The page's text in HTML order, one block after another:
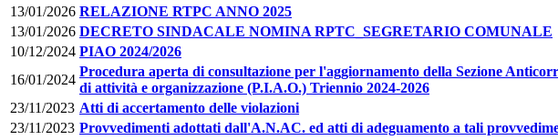
13/01/2026 RELAZIONE RTPC ANNO 2025
13/01/2026 DECRETO SINDACALE NOMINA RPTC_SEGRETARIO COMUNALE
10/12/2024 PIAO 2024/2026
16/01/2024
Procedura aperta di consultazione per l'aggiornamento della Sezione
di attività e organizzazione (P.I.A.O.) Triennio 2024-2026
23/11/2023 Atti di accertamento delle violazioni
23/11/2023 Provvedimenti adottati dall'A.N.AC. ed atti di adeguamento a tali